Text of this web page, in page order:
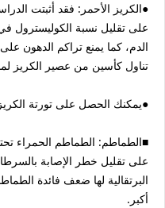
●الكريز الأحمر: فقد أثبتت
على تقليل نسبة
الدم، كما يمنع تراكم الدهون
تناول كأسين من عصير الكريز
●يمكنك الحصل على تورتة
■الطماطم: الطماطم الحمراء
على تقليل خطر الإصابة
البرتقالية لها ضعف فائدة
أكبر.